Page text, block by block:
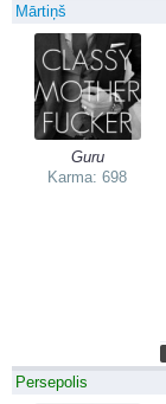
Mārtiņš
Guru
Karma: 698
Persepolis